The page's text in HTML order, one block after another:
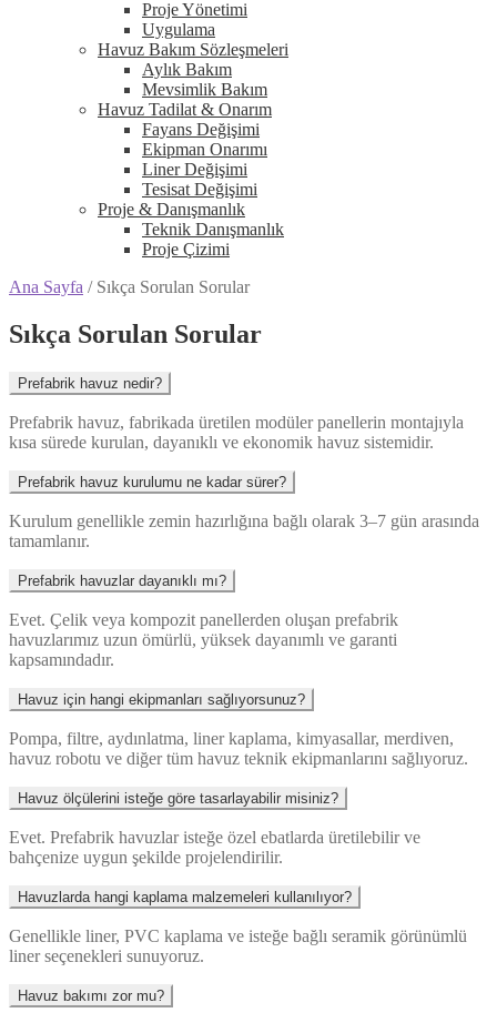
Proje Yönetimi
Uygulama
Havuz Bakım Sözleşmeleri
Aylık Bakım
Mevsimlik Bakım
Havuz Tadilat & Onarım
Fayans Değişimi
Ekipman Onarımı
Liner Değişimi
Tesisat Değişimi
Proje & Danışmanlık
Teknik Danışmanlık
Proje Çizimi
Ana Sayfa / Sıkça Sorulan Sorular
Sıkça Sorulan Sorular
Prefabrik havuz nedir?
Prefabrik havuz, fabrikada üretilen modüler panellerin montajıyla
kısa sürede kurulan, dayanıklı ve ekonomik havuz sistemidir.
Prefabrik havuz kurulumu ne kadar sürer?
Kurulum genellikle zemin hazırlığına bağlı olarak 3–7 gün arasında
tamamlanır.
Prefabrik havuzlar dayanıklı mı?
Evet. Çelik veya kompozit panellerden oluşan prefabrik
havuzlarımız uzun ömürlü, yüksek dayanımlı ve garanti
kapsamındadır.
Havuz için hangi ekipmanları sağlıyorsunuz?
Pompa, filtre, aydınlatma, liner kaplama, kimyasallar, merdiven,
havuz robotu ve diğer tüm havuz teknik ekipmanlarını sağlıyoruz.
Havuz ölçülerini isteğe göre tasarlayabilir misiniz?
Evet. Prefabrik havuzlar isteğe özel ebatlarda üretilebilir ve
bahçenize uygun şekilde projelendirilir.
Havuzlarda hangi kaplama malzemeleri kullanılıyor?
Genellikle liner, PVC kaplama ve isteğe bağlı seramik görünümlü
liner seçenekleri sunuyoruz.
Havuz bakımı zor mu?